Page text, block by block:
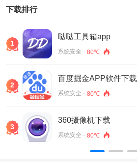
下载排行
1
哒哒工具箱app
系统安全 · 80℃
2
百度掘金APP软件下载
系统安全 · 80℃
3
360摄像机下载
系统安全 · 80℃